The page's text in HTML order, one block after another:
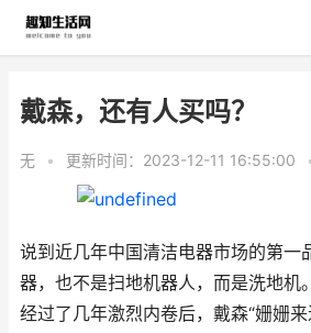
戴森，还有人买吗？
无 • 更新时间：2023-12-11 16:55:00
说到近几年中国清洁电器市场的第一
器，也不是扫地机器人，而是洗地机
经过了几年激烈内卷后，戴森“姗姗